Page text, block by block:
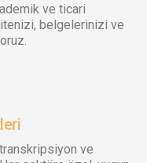
ve ticari
belgelerinizi ve
ve